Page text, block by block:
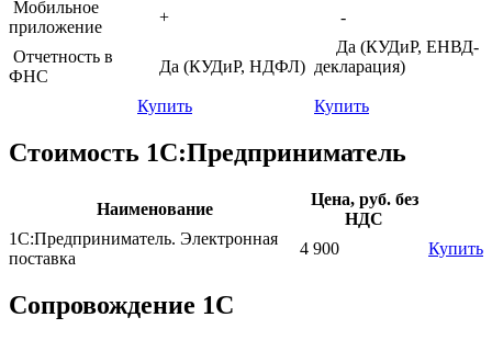
Мобильное
приложение
+ -
Отчетность в
ФНС
Да (КУДиР, НДФЛ)
Да (КУДиР, ЕНВД-
декларация)
Купить Купить
Стоимость 1С:Предприниматель
Наименование
Цена, руб. без
НДС
1С:Предприниматель. Электронная
поставка
4 900 Купить
Сопровождение 1С